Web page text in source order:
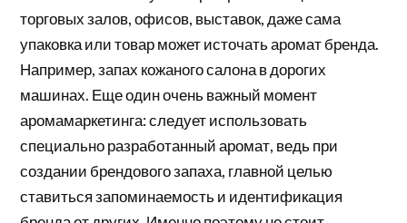
торговых залов, офисов, выставок, даже сама
упаковка или товар может источать аромат бренда.
Например, запах кожаного салона в дорогих
машинах. Еще один очень важный момент
аромамаркетинга: следует использовать
специально разработанный аромат, ведь при
создании брендового запаха, главной целью
ставиться запоминаемость и идентификация